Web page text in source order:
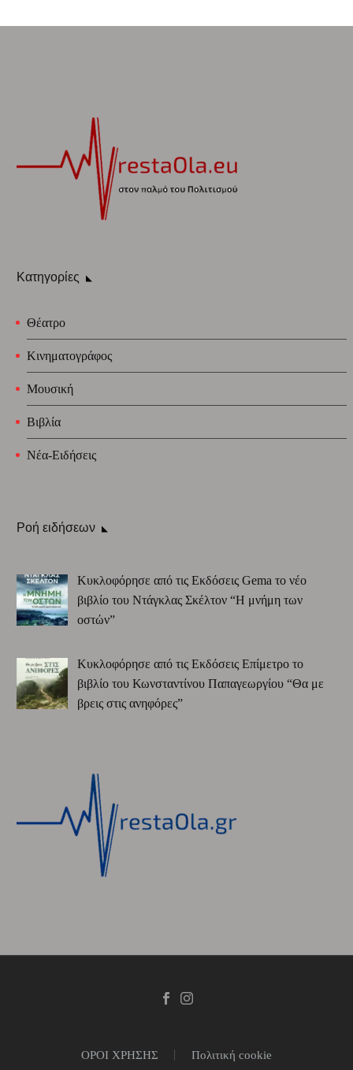
Κατηγορίες
Θέατρο
Κινηματογράφος
Μουσική
Βιβλία
Νέα-Ειδήσεις
Ροή ειδήσεων
Κυκλοφόρησε από τις Εκδόσεις Gema το νέο
βιβλίο του Ντάγκλας Σκέλτον “Η μνήμη των
οστών”
Κυκλοφόρησε από τις Εκδόσεις Επίμετρο το
βιβλίο του Κωνσταντίνου Παπαγεωργίου “Θα με
βρεις στις ανηφόρες”
ΟΡΟΙ ΧΡΗΣΗΣ Πολιτική cookie